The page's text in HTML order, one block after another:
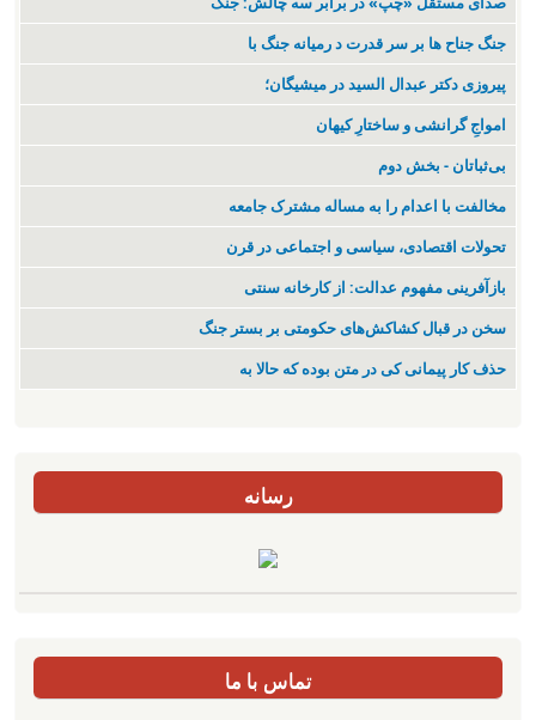
جنگ جناح ها بر سر قدرت د رمیانە جنگ با
پیروزی دکتر عبدال السید در میشیگان؛
‌امواجِ گرانشی و ساختارِ کیهان
بی‌ثباتان - بخش دوم
مخالفت با اعدام را به مساله مشترک جامعه
تحولات اقتصادی، سیاسی و اجتماعی در قرن
بازآفرینی مفهوم عدالت: از کارخانه سنتی
سخن در قبال کشاکش‌های حکومتی بر بستر جنگ
حذف کار پیمانی کی در متن بودە کە حالا بە
رسانه
تماس با ما